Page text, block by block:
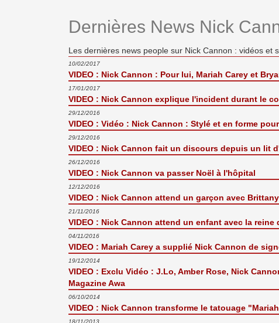
Dernières News Nick
Les dernières news people sur Nick Cannon : vidéos et
10/02/2017
VIDEO : Nick Cannon : Pour lui, Mariah Carey et
17/01/2017
VIDEO : Nick Cannon explique l'incident durant le
29/12/2016
VIDEO : Vidéo : Nick Cannon : Stylé et en forme
29/12/2016
VIDEO : Nick Cannon fait un discours depuis un lit
26/12/2016
VIDEO : Nick Cannon va passer Noël à l'hôpital
12/12/2016
VIDEO : Nick Cannon attend un garçon avec
21/11/2016
VIDEO : Nick Cannon attend un enfant avec la reine
04/11/2016
VIDEO : Mariah Carey a supplié Nick Cannon de
19/12/2014
VIDEO : Exclu Vidéo : J.Lo, Amber Rose, Nick
Magazine Awa
06/10/2014
VIDEO : Nick Cannon transforme le tatouage
18/11/2013